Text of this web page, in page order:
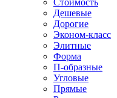
Стоимость
Дешевые
Дорогие
Эконом-класс
Элитные
Форма
П-образные
Угловые
Прямые